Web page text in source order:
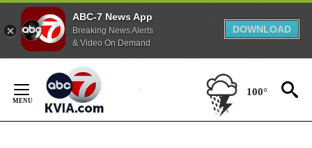
ABC-7 News App
Breaking News Alerts
& Video On Demand
DOWNLOAD
Content
100°